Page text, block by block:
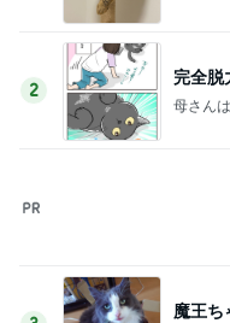
2
完全脱
母さん
3
明日は